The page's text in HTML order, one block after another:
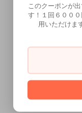
このクーポンが
す！１回６００
用いただけま